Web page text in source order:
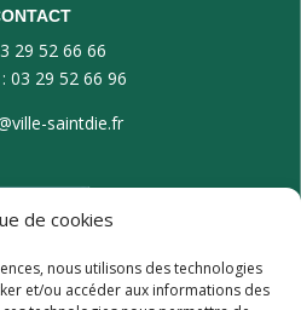
de cookies
nous utilisons des technologies
et/ou accéder aux informations des
29 52 66 66
03 29 52 66 96
saintdie.fr